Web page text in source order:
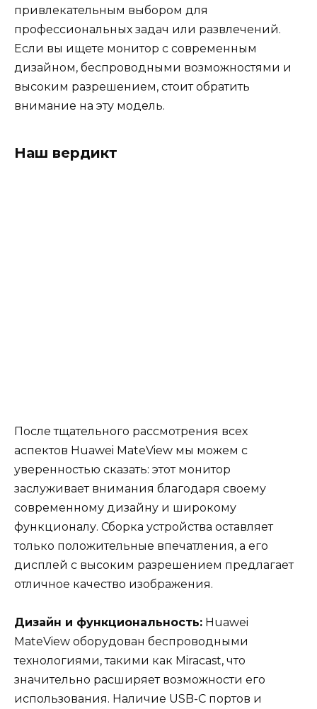
привлекательным выбором для
профессиональных задач или развлечений.
Если вы ищете монитор с современным
дизайном, беспроводными возможностями и
высоким разрешением, стоит обратить
внимание на эту модель.
Наш вердикт
После тщательного рассмотрения всех
аспектов Huawei MateView мы можем с
уверенностью сказать: этот монитор
заслуживает внимания благодаря своему
современному дизайну и широкому
функционалу. Сборка устройства оставляет
только положительные впечатления, а его
дисплей с высоким разрешением предлагает
отличное качество изображения.
Дизайн и функциональность: Huawei
MateView оборудован беспроводными
технологиями, такими как Miracast, что
значительно расширяет возможности его
использования. Наличие USB-C портов и